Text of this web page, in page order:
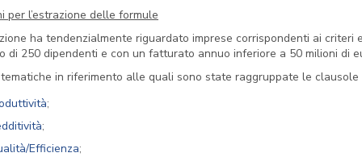
per l’estrazione delle formule
ha tendenzialmente riguardato imprese corrispondenti ai criteri
di 250 dipendenti e con un fatturato annuo inferiore a 50 milioni di
in riferimento alle quali sono state raggruppate le
;
;
Efficienza;